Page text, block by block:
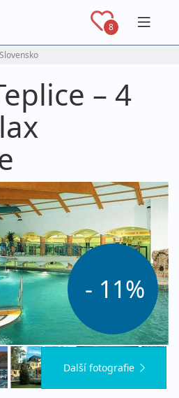
8
Slovensko
– 4
- 11%
Další fotografie